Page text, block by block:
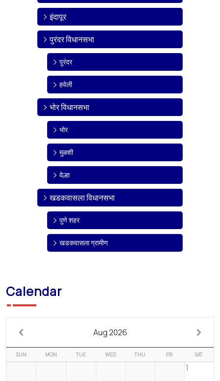
इंदापूर
पुरंदर विधानसभा
पुरंदर
हवेली
भोर विधानसभा
भोर
मुळशी
वेल्हा
खडकवासला विधानसभा
पुणे शहर
खडकवासला ग्रामीण
Calendar
Aug 2026
SUN MON TUE WED THU FRI SAT
1